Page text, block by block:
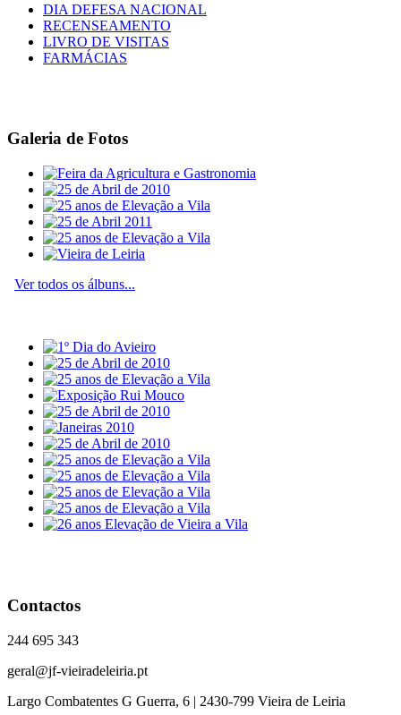
DIA DEFESA NACIONAL
RECENSEAMENTO
LIVRO DE VISITAS
FARMÁCIAS
Galeria de Fotos
Ver todos os álbuns...
Contactos
244 695 343
geral@jf-vieiradeleiria.pt
Largo Combatentes G Guerra, 6 | 2430-799 Vieira de Leiria